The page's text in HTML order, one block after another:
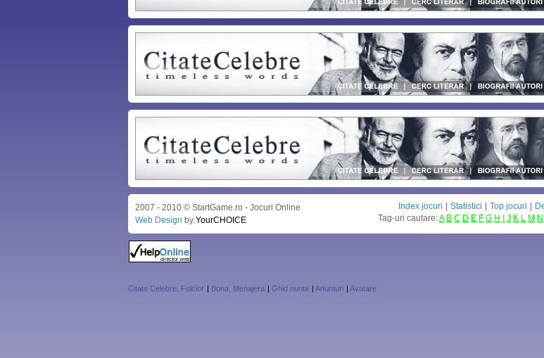
2007 - 2010 © StartGame.ro - Jocuri Online
Web Design by YourCHOICE
Index jocuri Statistici Top jocuri
Tag-uri cautare:A B C D E F G H J K L M N
Citate Celebre, Folclor | Bona, Menajera | Ghid nunta | Anunturi | Avatare